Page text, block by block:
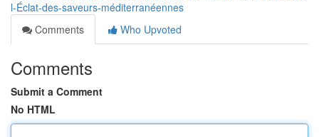
l-Éclat-des-saveurs-méditerranéennes
Comments
Who Upvoted
Comments
Submit a Comment
No HTML